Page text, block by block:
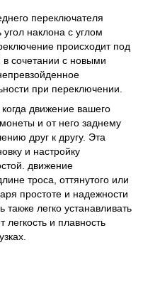
переключателя
наклона с углом
происходит под
сочетании с новыми
при переключении.
движение вашего
и от него заднему
друг к другу. Эта
и настройку
движение
троса, оттянутого или
простоте и надежности
легко устанавливать
легкость и плавность